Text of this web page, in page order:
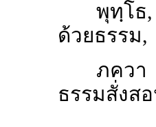
พุทฺ
ด้วยธรรม,
ภค
ธรรมสั่งส